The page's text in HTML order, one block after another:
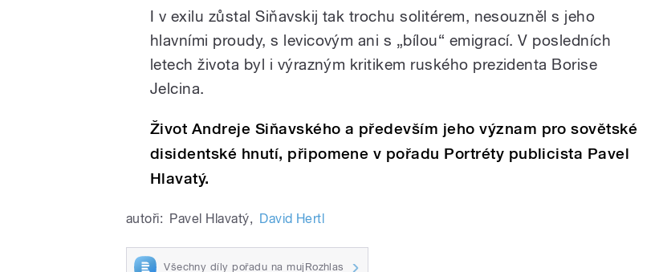
I v exilu zůstal Siňavskij tak trochu solitérem, nesouzněl s jeho
hlavními proudy, s levicovým ani s „bílou“ emigrací. V posledních
letech života byl i výrazným kritikem ruského prezidenta Borise
Jelcina.
Život Andreje Siňavského a především jeho význam pro sovětské
disidentské hnutí, připomene v pořadu Portréty publicista Pavel
Hlavatý.
autoři: Pavel Hlavatý, David Hertl
Všechny díly pořadu na mujRozhlas